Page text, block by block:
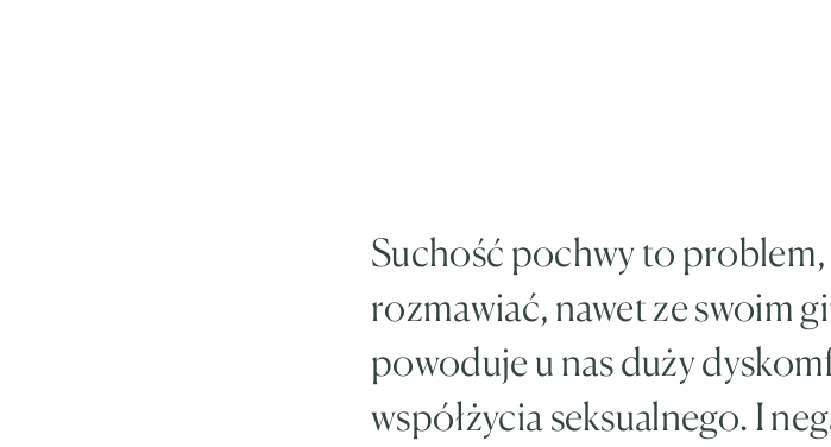
Suchość pochwy to
rozmawiać, nawet ze swoim
powoduje u nas duży
współżycia seksualnego. I